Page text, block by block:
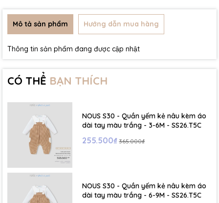
Mô tả sản phẩm Hướng dẫn mua hàng
Thông tin sản phẩm đang được cập nhật
CÓ THỂ BẠN THÍCH
NOUS S30 - Quần yếm kẻ nâu kèm áo
dài tay màu trắng - 3-6M - SS26.T5C
255.500₫ 365.000₫
NOUS S30 - Quần yếm kẻ nâu kèm áo
dài tay màu trắng - 6-9M - SS26.T5C